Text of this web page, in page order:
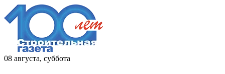
08 августа, суббота